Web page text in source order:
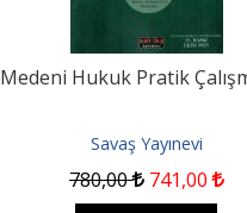
Medeni Hukuk Pratik
Savaş Yayınevi
780,00 741,00